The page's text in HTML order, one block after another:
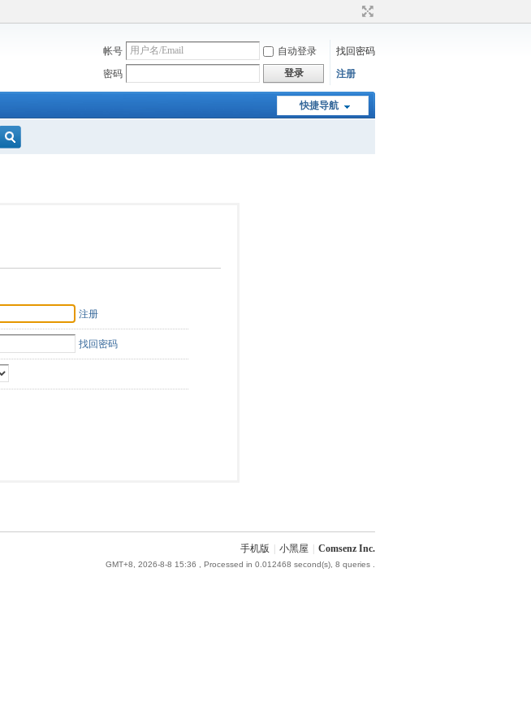
帐号 自动登录
找回密码
密码
登录 注册
快捷导航
注册
找回密码
手机版 小黑屋 Comsenz Inc.
GMT+8, 2026-8-8 15:36 , Processed in 0.012468 second(s), 8 queries .